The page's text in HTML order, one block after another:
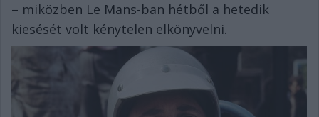
– miközben Le Mans-ban hétből a hetedik
kiesését volt kénytelen elkönyvelni.